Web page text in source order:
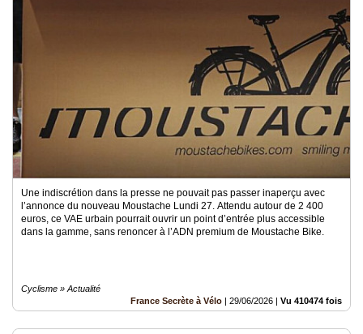
Une indiscrétion dans la presse ne pouvait pas passer inaperçu avec
l’annonce du nouveau Moustache Lundi 27. Attendu autour de 2 400
euros, ce VAE urbain pourrait ouvrir un point d’entrée plus accessible
dans la gamme, sans renoncer à l’ADN premium de Moustache Bike.
Cyclisme » Actualité
France Secrète à Vélo | 29/06/2026 | Vu 410474 fois